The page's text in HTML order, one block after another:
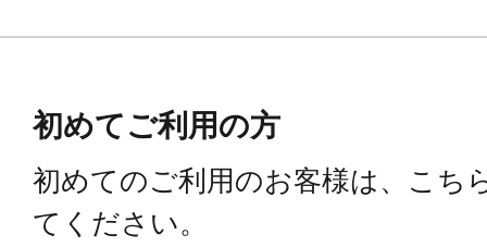
初めてご利用の方
初めてのご利用のお客様は、こち
てください。